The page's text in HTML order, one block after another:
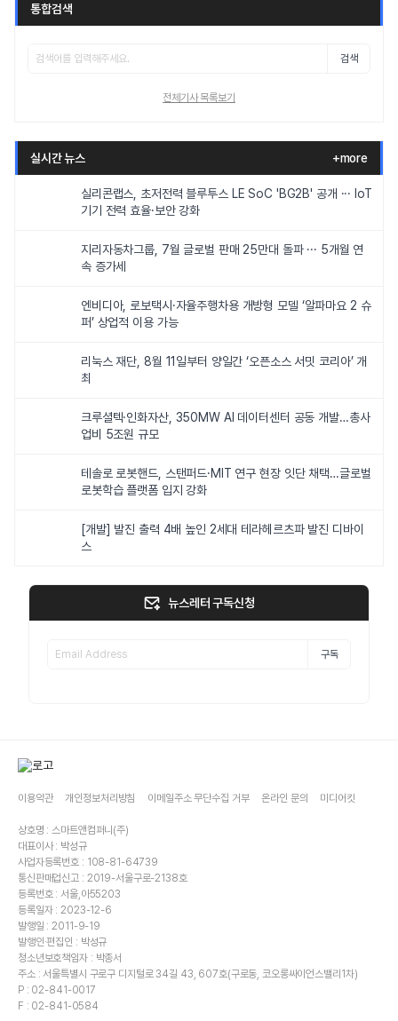
통합검색
검색
전체기사 목록보기
실시간 뉴스 +more
실리콘랩스, 초저전력 블루투스 LE SoC 'BG2B' 공개 ··· IoT
기기 전력 효율·보안 강화
지리자동차그룹, 7월 글로벌 판매 25만대 돌파 ··· 5개월 연
속 증가세
엔비디아, 로보택시·자율주행차용 개방형 모델 ‘알파마요 2 슈
퍼’ 상업적 이용 가능
리눅스 재단, 8월 11일부터 양일간 ‘오픈소스 서밋 코리아’ 개
최
크루셜텍·인화자산, 350MW AI 데이터센터 공동 개발…총사
업비 5조원 규모
테솔로 로봇핸드, 스탠퍼드·MIT 연구 현장 잇단 채택…글로벌
로봇학습 플랫폼 입지 강화
[개발] 발진 출력 4배 높인 2세대 테라헤르츠파 발진 디바이
스
뉴스레터 구독신청
구독
이용약관 개인정보처리방침 이메일주소 무단수집 거부 온라인 문의 미디어킷
상호명 : 스마트앤컴퍼니(주)
대표이사 : 박성규
사업자등록번호 : 108-81-64739
통신판매업신고 : 2019-서울구로-2138호
등록번호 : 서울,아55203
등록일자 : 2023-12-6
발행일 : 2011-9-19
발행인·편집인 : 박성규
청소년보호책임자 : 박종서
주소 : 서울특별시 구로구 디지털로 34길 43, 607호(구로동, 코오롱싸이언스밸리1차)
P : 02-841-0017
F : 02-841-0584